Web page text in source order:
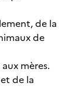
de la
de
mères.
de la